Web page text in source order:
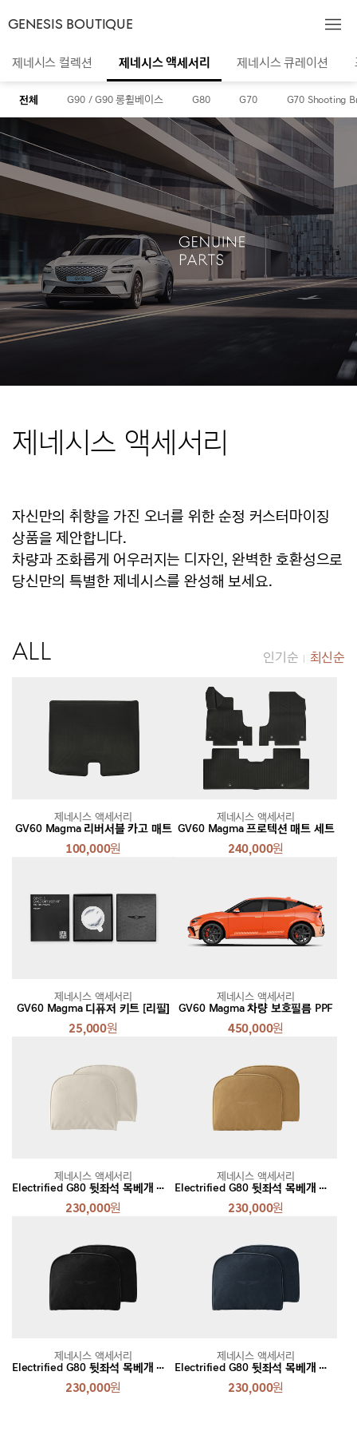
GENESIS BOUTIQUE
제네시스 컬렉션 제네시스 액세서리 제네시스 큐레이션
전체 G90 / G90 롱휠베이스 G80 G70 G70 Shooting
제네시스 액세서리
자신만의 취향을 가진 오너를 위한 순정 커스터마이징
상품을 제안합니다.
차량과 조화롭게 어우러지는 디자인, 완벽한 호환성으로
당신만의 특별한 제네시스를 완성해 보세요.
ALL 인기순 | 최신순
GV60 Magma 리버서블 카고 매트
100,000원
제네시스 액세서리
GV60 Magma 프로텍션 매트 세트
240,000원
제네시스 액세서리
GV60 Magma 디퓨저 키트 [리필]
25,000원
제네시스 액세서리
GV60 Magma 차량 보호필름 PPF
450,000원
제네시스 액세서리
Electrified G80 뒷좌석 목베개 세트 [글레이셔 화이트]
230,000원
제네시스 액세서리
Electrified G80 뒷좌석 목베개 세트 [에크루 카멜]
230,000원
제네시스 액세서리
Electrified G80 뒷좌석 목베개 세트 [옵시디안 블랙]
230,000원
제네시스 액세서리
Electrified G80 뒷좌석 목베개 세트 [프러시안 블루]
230,000원
제네시스 액세서리